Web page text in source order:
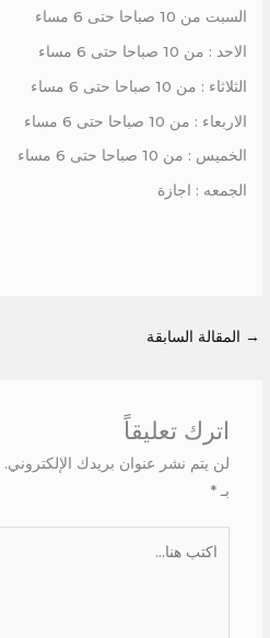
السبت من 10 صباحا حتى 6 مساء
الاحد : من 10 صباحا حتى 6 مساء
الثلاثاء : من 10 صباحا حتى 6 مساء
الاربعاء : من 10 صباحا حتى 6 مساء
الخميس : من 10 صباحا حتى 6 مساء
الجمعه : اجازة
→ المقالة السابقة
اترك تعليقاً
لن يتم نشر عنوان بريدك الإلكتروني.
بـ *